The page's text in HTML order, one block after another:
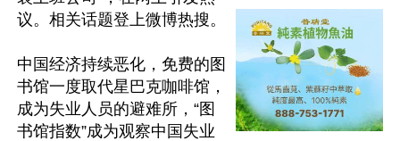
议。相关话题登上微博热搜。
中国经济持续恶化，免费的图
书馆一度取代星巴克咖啡馆，
成为失业人员的避难所，“图
书馆指数”成为观察中国失业